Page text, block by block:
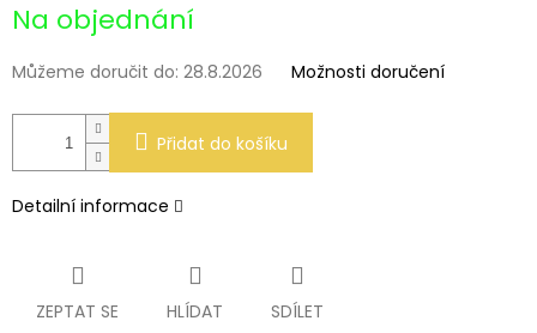
cena:
Na objednání
Můžeme doručit do: 28.8.2026 Možnosti doručení
Přidat do košíku
Detailní informace
ZEPTAT SE HLÍDAT SDÍLET